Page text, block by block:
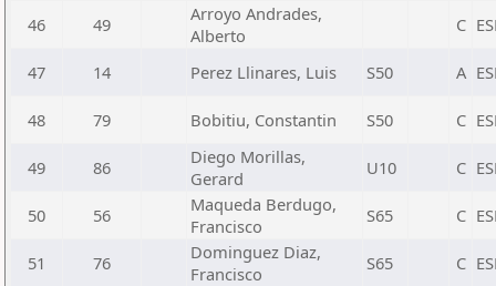
46 49
Arroyo Andrades,
Alberto
C
47 14 Perez Llinares, Luis S50 A
48 79 Bobitiu, Constantin S50 C
49 86
Diego Morillas,
Gerard
U10 C
50 56
Maqueda Berdugo,
Francisco
S65 C
51 76
Dominguez Diaz,
Francisco
S65 C